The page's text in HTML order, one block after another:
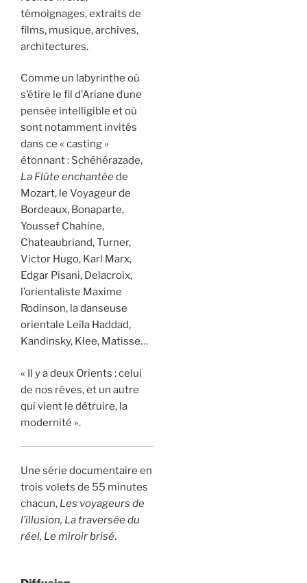
témoignages, extraits de
films, musique, archives,
architectures.
Comme un labyrinthe où
s’étire le fil d’Ariane ďune
pensée intelligible et où
sont notamment invités
dans ce « casting »
étonnant : Schéhérazade,
La Flûte enchantéede
Mozart, le Voyageur de
Bordeaux, Bonaparte,
Youssef Chahine,
Chateaubriand, Turner,
Victor Hugo, Karl Marx,
Edgar Pisani, Delacroix,
l’orientaliste Maxime
Rodinson, la danseuse
orientale Leïla Haddad,
Kandinsky, Klee, Matisse…
« Il y a deux Orients : celui
de nos rêves, et un autre
qui vient le détruire, la
modernité ».
Une série documentaire en
trois volets de 55 minutes
chacun, Les voyageurs de
l’illusion, La traversée du
réel, Le miroir brisé.